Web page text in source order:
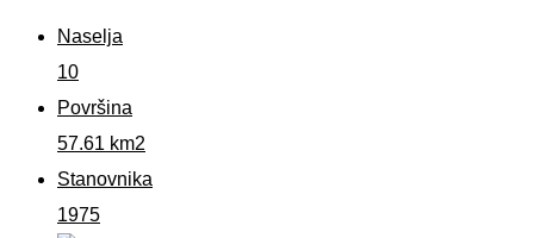
Naselja
10
Površina
57.61 km2
Stanovnika
1975